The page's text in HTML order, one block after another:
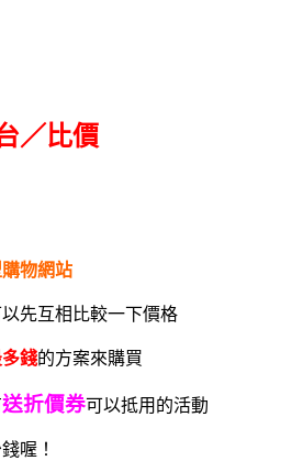
／比價
物網站
先互相比較一下價格
錢的方案來購買
送折價券可以抵用的活動
喔！